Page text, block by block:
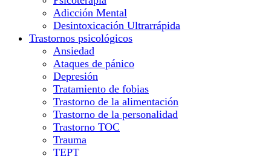
Adicción Mental
Desintoxicación Ultrarrápida
Trastornos psicológicos
Ansiedad
Ataques de pánico
Depresión
Tratamiento de fobias
Trastorno de la alimentación
Trastorno de la personalidad
Trastorno TOC
Trauma
TEPT